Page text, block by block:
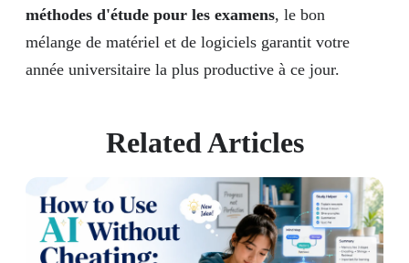
méthodes d'étude pour les examens, le bon
mélange de matériel et de logiciels garantit votre
année universitaire la plus productive à ce jour.
Related Articles